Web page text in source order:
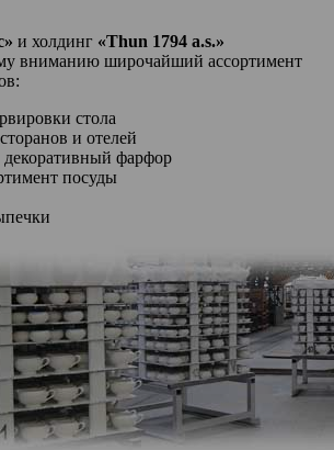
и холдинг «Thun 1794 a.s.»
вниманию широчайший ассортимент
стола
и отелей
фарфор
посуды